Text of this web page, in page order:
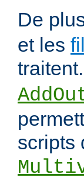
De
et les
scripts